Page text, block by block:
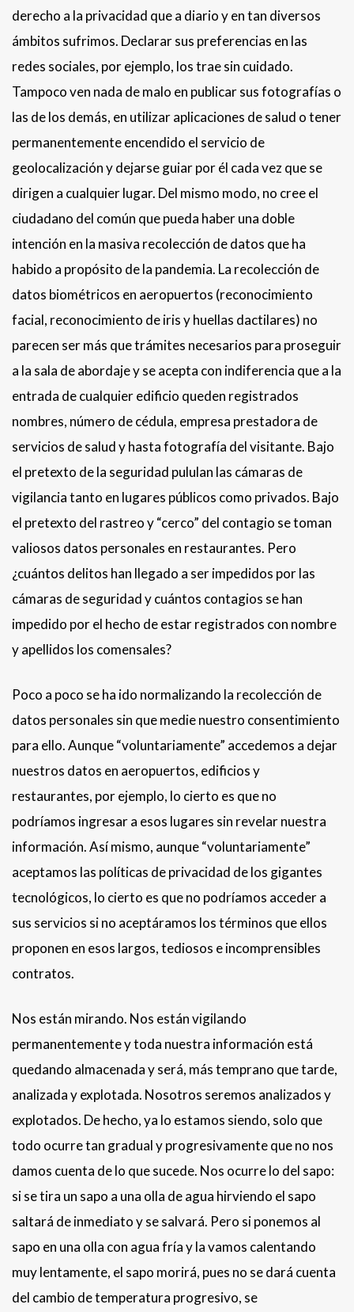
derecho a la privacidad que a diario y en tan diversos
ámbitos sufrimos. Declarar sus preferencias en las
redes sociales, por ejemplo, los trae sin cuidado.
Tampoco ven nada de malo en publicar sus fotografías o
las de los demás, en utilizar aplicaciones de salud o tener
permanentemente encendido el servicio de
geolocalización y dejarse guiar por él cada vez que se
dirigen a cualquier lugar. Del mismo modo, no cree el
ciudadano del común que pueda haber una doble
intención en la masiva recolección de datos que ha
habido a propósito de la pandemia. La recolección de
datos biométricos en aeropuertos (reconocimiento
facial, reconocimiento de iris y huellas dactilares) no
parecen ser más que trámites necesarios para proseguir
a la sala de abordaje y se acepta con indiferencia que a la
entrada de cualquier edificio queden registrados
nombres, número de cédula, empresa prestadora de
servicios de salud y hasta fotografía del visitante. Bajo
el pretexto de la seguridad pululan las cámaras de
vigilancia tanto en lugares públicos como privados. Bajo
el pretexto del rastreo y “cerco” del contagio se toman
valiosos datos personales en restaurantes. Pero
¿cuántos delitos han llegado a ser impedidos por las
cámaras de seguridad y cuántos contagios se han
impedido por el hecho de estar registrados con nombre
y apellidos los comensales?
Poco a poco se ha ido normalizando la recolección de
datos personales sin que medie nuestro consentimiento
para ello. Aunque “voluntariamente” accedemos a dejar
nuestros datos en aeropuertos, edificios y
restaurantes, por ejemplo, lo cierto es que no
podríamos ingresar a esos lugares sin revelar nuestra
información. Así mismo, aunque “voluntariamente”
aceptamos las políticas de privacidad de los gigantes
tecnológicos, lo cierto es que no podríamos acceder a
sus servicios si no aceptáramos los términos que ellos
proponen en esos largos, tediosos e incomprensibles
contratos.
Nos están mirando. Nos están vigilando
permanentemente y toda nuestra información está
quedando almacenada y será, más temprano que tarde,
analizada y explotada. Nosotros seremos analizados y
explotados. De hecho, ya lo estamos siendo, solo que
todo ocurre tan gradual y progresivamente que no nos
damos cuenta de lo que sucede. Nos ocurre lo del sapo:
si se tira un sapo a una olla de agua hirviendo el sapo
saltará de inmediato y se salvará. Pero si ponemos al
sapo en una olla con agua fría y la vamos calentando
muy lentamente, el sapo morirá, pues no se dará cuenta
del cambio de temperatura progresivo, se